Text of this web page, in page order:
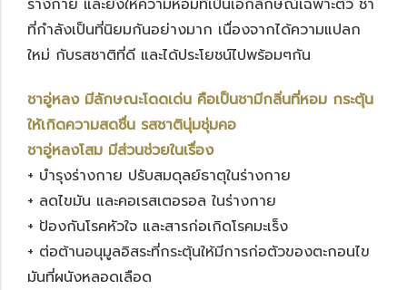
ที่กำลังเป็นที่นิยมกันอย่างมาก เนื่องจากได้ความแปลก
ใหม่ กับรสชาติที่ดี และได้ประโยชน์ไปพร้อมๆกัน
ชาอู่หลง มีลักษณะโดดเด่น คือเป็นชามีกลิ่นที่หอม กระตุ้น
ให้เกิดความสดชื่น รสชาตินุ่มชุ่มคอ
ชาอู่หลงโสม มีส่วนช่วยในเรื่อง
+ บำรุงร่างกาย ปรับสมดุลย์ธาตุในร่างกาย
+ ลดไขมัน และคอเรสเตอรอล ในร่างกาย
+ ป้องกันโรคหัวใจ และสารก่อเกิดโรคมะเร็ง
+ ต่อต้านอนุมูลอิสระที่กระตุ้นให้มีการก่อตัวของตะกอนไข
มันที่ผนังหลอดเลือด